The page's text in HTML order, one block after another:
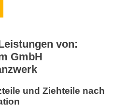
von:
GmbH
und Ziehteile nach